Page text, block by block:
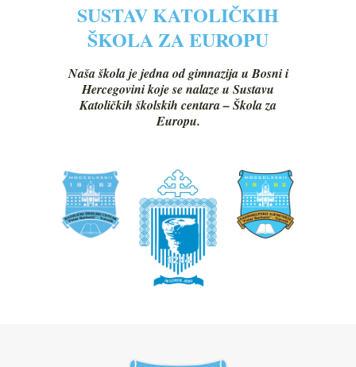
SUSTAV KATOLIČKIH
ŠKOLA ZA EUROPU
Naša škola je jedna od gimnazija u Bosni i
Hercegovini koje se nalaze u Sustavu
Katoličkih školskih centara – Škola za
Europu.